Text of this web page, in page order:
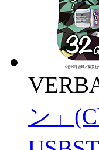
ン」